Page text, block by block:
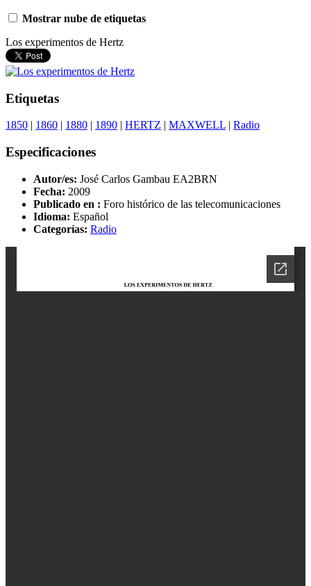
Mostrar nube de etiquetas
Los experimentos de Hertz
Etiquetas
1850 | 1860 | 1880 | 1890 | HERTZ | MAXWELL | Radio
Especificaciones
Autor/es: José Carlos Gambau EA2BRN
Fecha: 2009
Publicado en : Foro histórico de las telecomunicaciones
Idioma: Español
Categorías: Radio